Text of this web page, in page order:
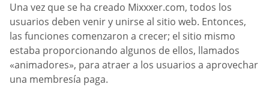
Una vez que se ha creado Mixxxer.com, todos los
usuarios deben venir y unirse al sitio web. Entonces,
las funciones comenzaron a crecer; el sitio mismo
estaba proporcionando algunos de ellos, llamados
«animadores», para atraer a los usuarios a aprovechar
una membresía paga.